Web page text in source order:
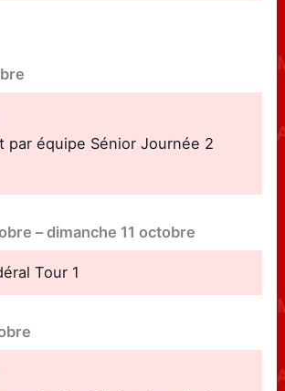
par équipe Sénior Journée 2
–dimanche 11 octobre
Tour 1